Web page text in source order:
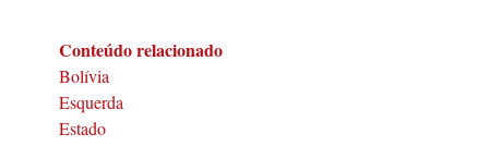
Conteúdo relacionado
Bolívia
Esquerda
Estado